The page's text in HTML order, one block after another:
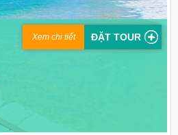
Xem chi tiết ĐẶT TOUR